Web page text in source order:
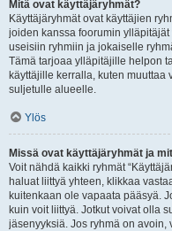
Mitä ovat käyttäjäryhmät?
Käyttäjäryhmät ovat käyttäjien
joiden kanssa foorumin
useisiin ryhmiin ja jokaiselle
Tämä tarjoaa ylläpitäjille helpon
käyttäjille kerralla, kuten
suljetulle alueelle.
Ylös
Missä ovat käyttäjäryhmät ja
Voit nähdä kaikki ryhmät
haluat liittyä yhteen, klikkaa
kuitenkaan ole vapaata pääsyä.
kuin voit liittyä. Jotkut voivat olla
jäsenyyksiä. Jos ryhmä on